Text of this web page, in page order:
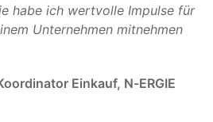
habe ich wertvolle Impulse für
Unternehmen mitnehmen
Einkauf, N-ERGIE